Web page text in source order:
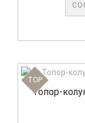
TOP
Топор-